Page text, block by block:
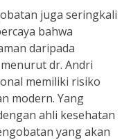
juga seringkali
bahwa
daripada
dr. Andri
memiliki risiko
modern. Yang
ahli kesehatan
yang akan